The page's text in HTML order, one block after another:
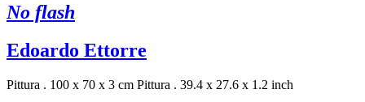
No flash
Edoardo Ettorre
Pittura . 100 x 70 x 3 cm Pittura . 39.4 x 27.6 x 1.2 inch